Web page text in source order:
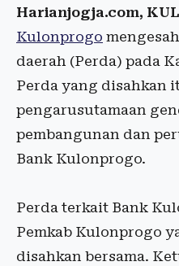
Harianjogja.com,
Kulonprogo
daerah (Perda) pada
Perda yang disahkan
pengarusutamaan
pembangunan dan
Bank Kulonprogo.
Perda terkait Bank
Pemkab Kulonprogo
disahkan bersama.